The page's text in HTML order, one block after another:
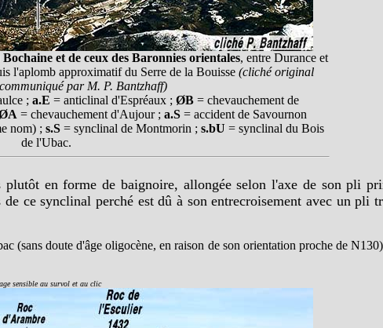
et de ceux des Baronnies orientales, entre Durance et
l'aplomb approximatif du Serre de la Bouisse (cliché original
par M. P. Bantzhaff)
; a.E = anticlinal d'Espréaux ; ØB= chevauchement de
= chevauchement d'Aujour ; a.S= accident de Savournon
nom) ; s.S = synclinal de Montmorin ; s.bU = synclinal du Bois
de l'Ubac.
en forme de baignoire, allongée selon l'axe de son pli
ce synclinal perché est dû à son entrecroisement avec un pli
doute d'âge oligocène, en raison de son orientation proche de
sensible au survol et au clic